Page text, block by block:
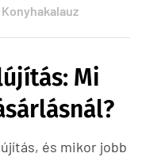
Konyhakalauz
Mi
és mikor jobb